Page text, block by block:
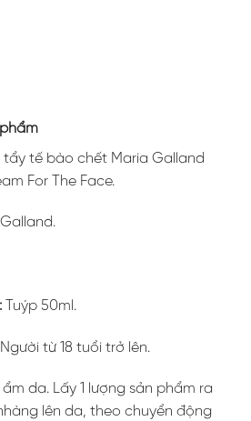
tẩy tế bào chết Maria Galland
For The Face.
Tuýp 50ml.
Người từ 18 tuổi trở lên.
ẩm da. Lấy 1 lượng sản phẩm ra
lên da, theo chuyển động